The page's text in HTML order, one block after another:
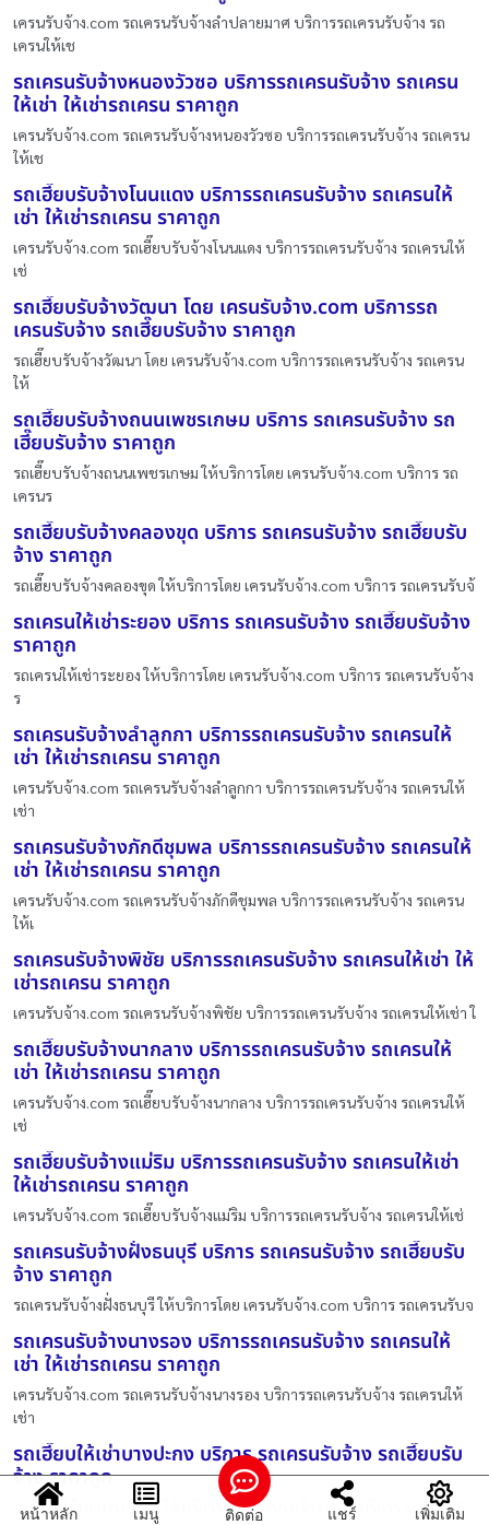
เครนรับจ้าง.com รถเครนรับจ้างลำปลายมาศ บริการรถเครนรับจ้าง รถ
เครนให้เช
รถเครนรับจ้างหนองวัวซอ บริการรถเครนรับจ้าง รถเครน
ให้เช่า ให้เช่ารถเครน ราคาถูก
เครนรับจ้าง.com รถเครนรับจ้างหนองวัวซอ บริการรถเครนรับจ้าง รถเครน
ให้เช
รถเฮี๊ยบรับจ้างโนนแดง บริการรถเครนรับจ้าง รถเครนให้
เช่า ให้เช่ารถเครน ราคาถูก
เครนรับจ้าง.com รถเฮี๊ยบรับจ้างโนนแดง บริการรถเครนรับจ้าง รถเครนให้
เช่
รถเฮี๊ยบรับจ้างวัฒนา โดย เครนรับจ้าง.com บริการรถ
เครนรับจ้าง รถเฮี๊ยบรับจ้าง ราคาถูก
รถเฮี๊ยบรับจ้างวัฒนา โดย เครนรับจ้าง.com บริการรถเครนรับจ้าง รถเครน
ให้
รถเฮี๊ยบรับจ้างถนนเพชรเกษม บริการ รถเครนรับจ้าง รถ
เฮี๊ยบรับจ้าง ราคาถูก
รถเฮี๊ยบรับจ้างถนนเพชรเกษม ให้บริการโดย เครนรับจ้าง.com บริการ รถ
เครนร
รถเฮี๊ยบรับจ้างคลองขุด บริการ รถเครนรับจ้าง รถเฮี๊ยบรับ
จ้าง ราคาถูก
รถเฮี๊ยบรับจ้างคลองขุด ให้บริการโดย เครนรับจ้าง.com บริการ รถเครนรับจ้
รถเครนให้เช่าระยอง บริการ รถเครนรับจ้าง รถเฮี๊ยบรับจ้าง
ราคาถูก
รถเครนให้เช่าระยอง ให้บริการโดย เครนรับจ้าง.com บริการ รถเครนรับจ้าง
ร
รถเครนรับจ้างลำลูกกา บริการรถเครนรับจ้าง รถเครนให้
เช่า ให้เช่ารถเครน ราคาถูก
เครนรับจ้าง.com รถเครนรับจ้างลำลูกกา บริการรถเครนรับจ้าง รถเครนให้
เช่า
รถเครนรับจ้างภักดีชุมพล บริการรถเครนรับจ้าง รถเครนให้
เช่า ให้เช่ารถเครน ราคาถูก
เครนรับจ้าง.com รถเครนรับจ้างภักดีชุมพล บริการรถเครนรับจ้าง รถเครน
ให้เ
รถเครนรับจ้างพิชัย บริการรถเครนรับจ้าง รถเครนให้เช่า ให้
เช่ารถเครน ราคาถูก
เครนรับจ้าง.com รถเครนรับจ้างพิชัย บริการรถเครนรับจ้าง รถเครนให้เช่า ใ
รถเฮี๊ยบรับจ้างนากลาง บริการรถเครนรับจ้าง รถเครนให้
เช่า ให้เช่ารถเครน ราคาถูก
เครนรับจ้าง.com รถเฮี๊ยบรับจ้างนากลาง บริการรถเครนรับจ้าง รถเครนให้
เช่
รถเฮี๊ยบรับจ้างแม่ริม บริการรถเครนรับจ้าง รถเครนให้เช่า
ให้เช่ารถเครน ราคาถูก
เครนรับจ้าง.com รถเฮี๊ยบรับจ้างแม่ริม บริการรถเครนรับจ้าง รถเครนให้เช่
รถเครนรับจ้างฝั่งธนบุรี บริการ รถเครนรับจ้าง รถเฮี๊ยบรับ
จ้าง ราคาถูก
รถเครนรับจ้างฝั่งธนบุรี ให้บริการโดย เครนรับจ้าง.com บริการ รถเครนรับจ
รถเครนรับจ้างนางรอง บริการรถเครนรับจ้าง รถเครนให้
เช่า ให้เช่ารถเครน ราคาถูก
เครนรับจ้าง.com รถเครนรับจ้างนางรอง บริการรถเครนรับจ้าง รถเครนให้
เช่า
รถเฮี๊ยบให้เช่าบางปะกง บริการ รถเครนรับจ้าง รถเฮี๊ยบรับ
จ้าง ราคาถูก
รถเฮี๊ยบให้เช่าบางปะกง ให้บริการโดย เครนรับจ้าง.com บริการ รถเครนรับ
หน้าหลัก เมนู ติดต่อ แชร์ เพิ่มเติม